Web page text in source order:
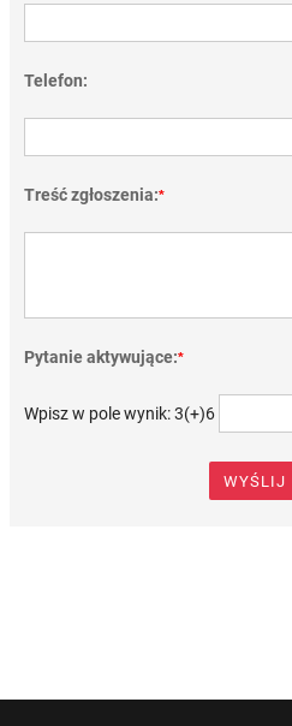
Telefon:
Treść zgłoszenia:*
Pytanie aktywujące:*
Wpisz w pole wynik: 3(+)6
WYŚLIJ